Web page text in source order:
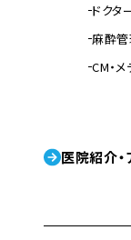
ドクタ
麻酔
CM・
医院紹介・